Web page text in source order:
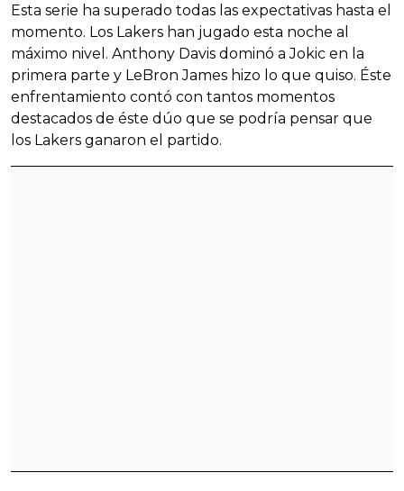
Esta serie ha superado todas las expectativas hasta el
momento. Los Lakers han jugado esta noche al
máximo nivel. Anthony Davis dominó a Jokic en la
primera parte y LeBron James hizo lo que quiso. Éste
enfrentamiento contó con tantos momentos
destacados de éste dúo que se podría pensar que
los Lakers ganaron el partido.